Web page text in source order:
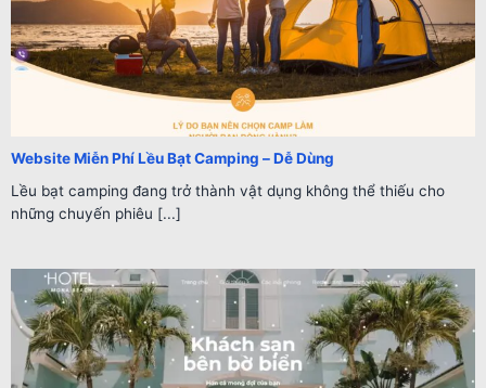
Website Miễn Phí Lều Bạt Camping – Dễ Dùng
Lều bạt camping đang trở thành vật dụng không thể thiếu cho
những chuyến phiêu [...]